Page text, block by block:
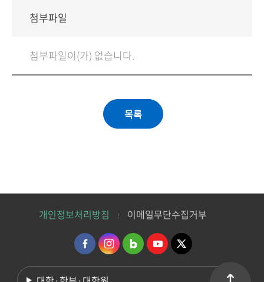
첨부파일
첨부파일이(가) 없습니다.
개인정보처리방침 이메일무단수집거부